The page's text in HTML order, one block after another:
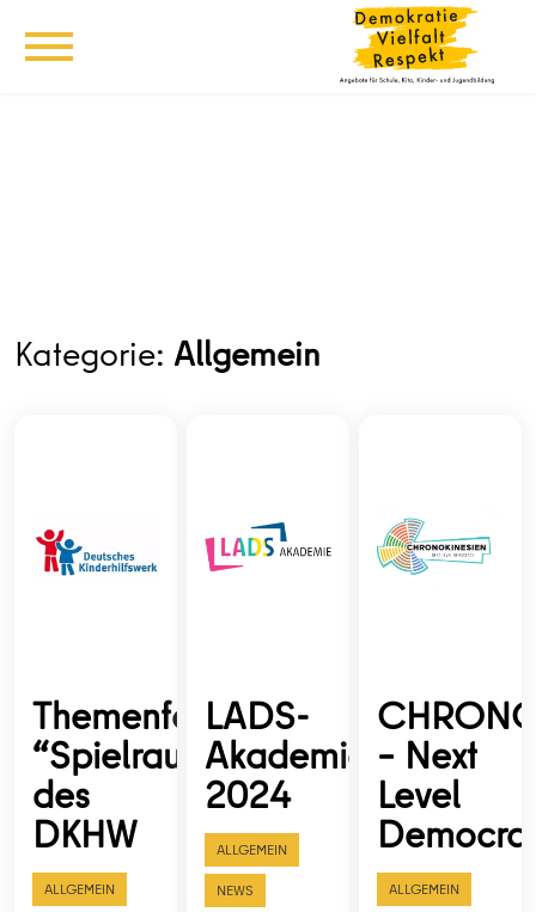
Kategorie: Allgemein
Themenfonds
“Spielraum”
des
DKHW
ALLGEMEIN
LADS-
Akademie
2024
ALLGEMEIN
NEWS
– Next
Level
ALLGEMEIN